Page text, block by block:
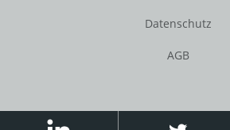
Datenschutz
AGB